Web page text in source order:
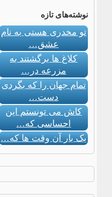
نوشته‌های تازه
تو مخدری هستی به نام
عشق…
کلاغ ها برگشتند به
مزرعه در…
تمام جهان را که بگردی
دست…
کاش می تونستم این
احساسی که…
یک بار آن وقت ها که…